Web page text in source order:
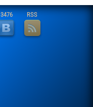
3476 RSS